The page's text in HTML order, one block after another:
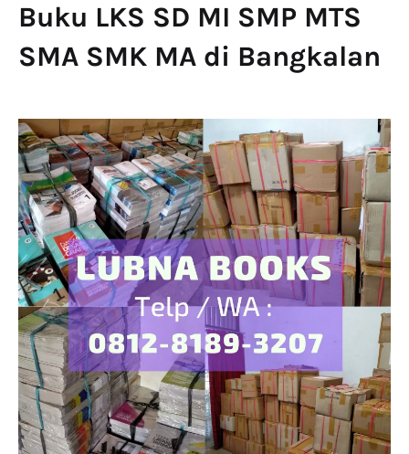
Buku LKS SD MI SMP MTS
SMA SMK MA di Bangkalan